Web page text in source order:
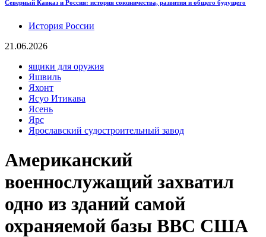
Северный Кавказ и Россия: история союзничества, развития и общего будущего
История России
21.06.2026
ящики для оружия
Яшвиль
Яхонт
Ясуо Итикава
Ясень
Ярс
Ярославский судостроительный завод
Американский
военнослужащий захватил
одно из зданий самой
охраняемой базы ВВС США